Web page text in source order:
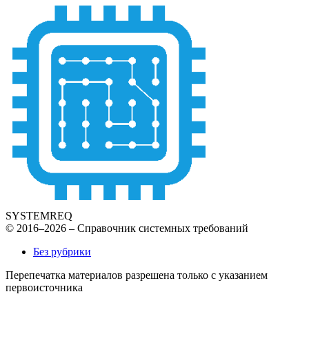
SYSTEMREQ
© 2016–2026 – Справочник системных требований
Без рубрики
Перепечатка материалов разрешена только с указанием
первоисточника